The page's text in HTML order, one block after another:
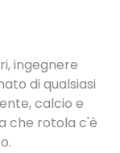
ingegnere
di qualsiasi
calcio e
che rotola c'è